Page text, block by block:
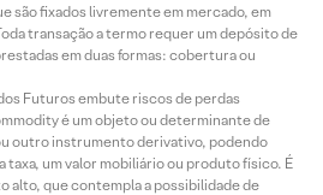
são fixados livremente em mercado, em
transação a termo requer um depósito de
em duas formas: cobertura ou
Futuros embute riscos de perdas
é um objeto ou determinante de
outro instrumento derivativo, podendo
um valor mobiliário ou produto físico. É
alto, que contempla a possibilidade de